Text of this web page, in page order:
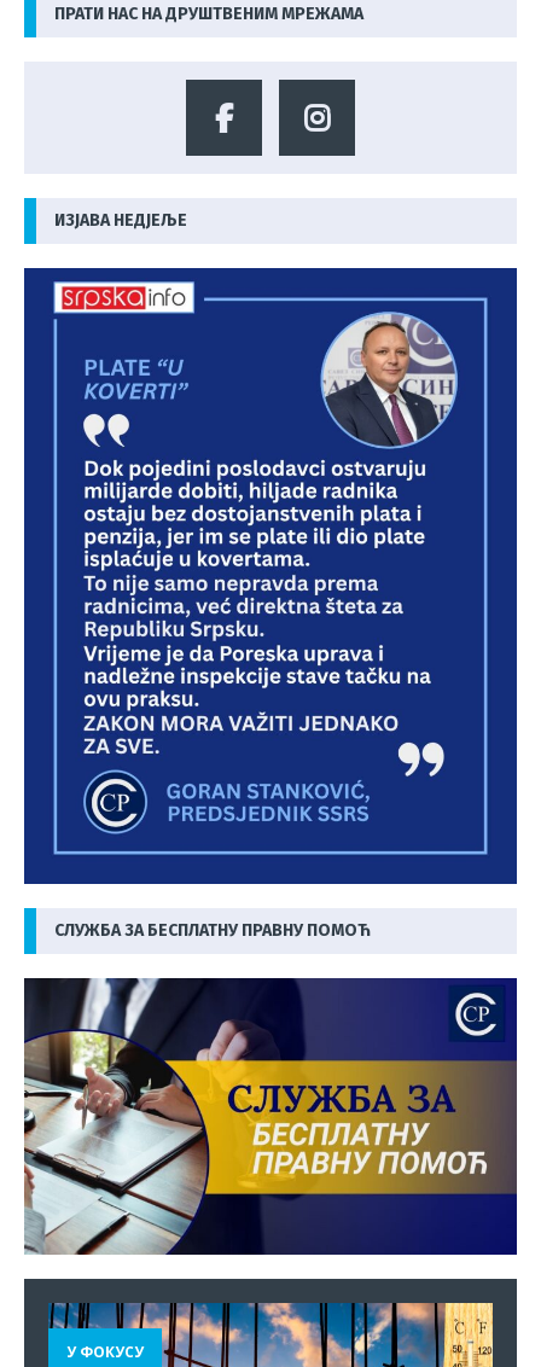
ПРАТИ НАС НА ДРУШТВЕНИМ МРЕЖАМА
ИЗЈАВА НЕДЈЕЉЕ
СЛУЖБА ЗА БЕСПЛАТНУ ПРАВНУ ПОМОЋ
У ФОКУСУ